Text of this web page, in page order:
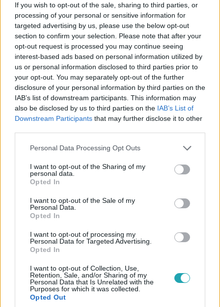
If you wish to opt-out of the sale, sharing to third parties, or
processing of your personal or sensitive information for
targeted advertising by us, please use the below opt-out
section to confirm your selection. Please note that after your
opt-out request is processed you may continue seeing
interest-based ads based on personal information utilized by
us or personal information disclosed to third parties prior to
your opt-out. You may separately opt-out of the further
disclosure of your personal information by third parties on the
IAB’s list of downstream participants. This information may
also be disclosed by us to third parties on the IAB’s List of
Downstream Participants that may further disclose it to other
Please note that this website/app uses one or more Google
not limited to your visit or usage behaviour. You may click to
grant or deny consent to Google and its third-party tags to
use your data for below specified purposes in below Google
consent section.
Personal Data Processing Opt Outs
I want to opt-out of the Sharing of my
personal data.
Opted In
I want to opt-out of the Sale of my
Personal Data.
Opted In
I want to opt-out of processing my
Personal Data for Targeted Advertising.
Opted In
I want to opt-out of Collection, Use,
Retention, Sale, and/or Sharing of my
Personal Data that Is Unrelated with the
Purposes for which it was collected.
Opted Out
Karácsony
2025. december 15. 8:00
A karácsonyi időszak nem a tökéletességről szól –
hanem a jelenlétről
Karácsonykor ne a tökéletességre, hanem a jelenlétre
pillanatot szeretteiddel.